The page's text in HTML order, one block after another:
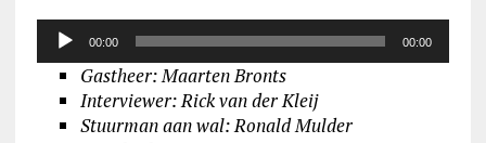
Audiospeler
00:00 00:00
Gastheer: Maarten Bronts
Interviewer: Rick van der Kleij
Stuurman aan wal: Ronald Mulder